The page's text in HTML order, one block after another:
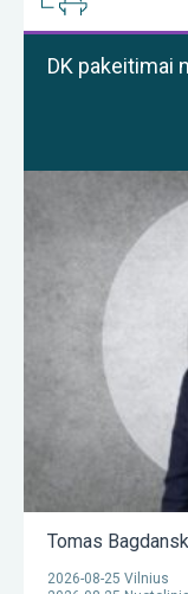
DK pakeitimai
Tomas
2026-08-25 Vilnius